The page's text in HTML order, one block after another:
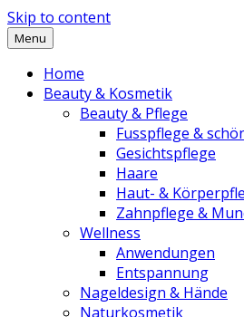
Skip to content
Menu
Home
Beauty & Kosmetik
Beauty & Pflege
Fusspflege &
Gesichtspflege
Haare
Haut- &
Zahnpflege &
Wellness
Anwendungen
Entspannung
Nageldesign & Hände
Naturkosmetik